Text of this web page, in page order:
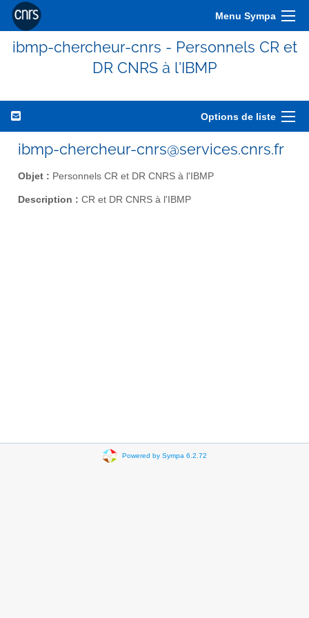
Menu Sympa
ibmp-chercheur-cnrs - Personnels CR et
DR CNRS à l'IBMP
Options de liste
ibmp-chercheur-cnrs@services.cnrs.fr
Objet : Personnels CR et DR CNRS à l'IBMP
Description : CR et DR CNRS à l'IBMP
Powered by Sympa 6.2.72